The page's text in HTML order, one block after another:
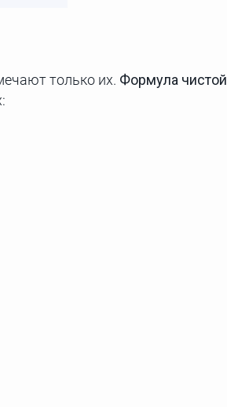
только их. Формула